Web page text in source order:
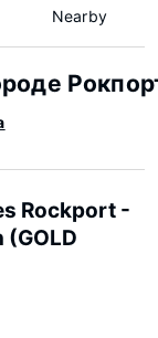
Nearby
Rockport -